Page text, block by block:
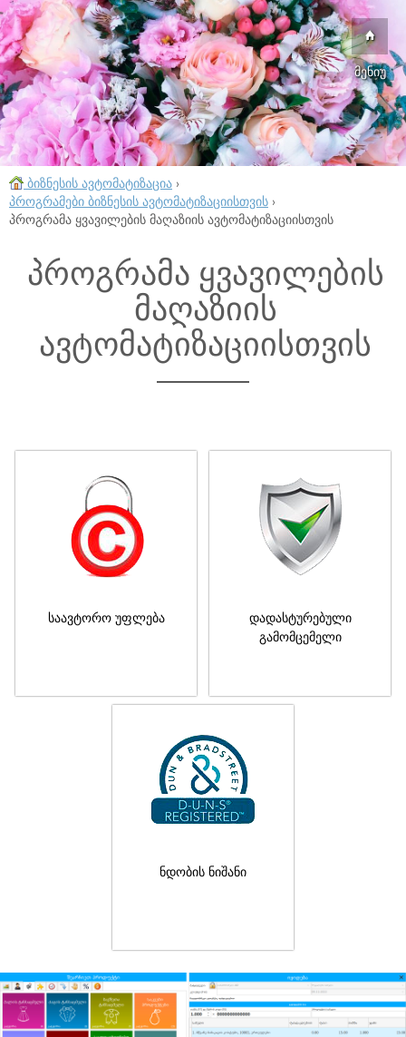
მენიუ
ბიზნესის ავტომატიზაცია ›
პროგრამები ბიზნესის ავტომატიზაციისთვის ›
პროგრამა ყვავილების მაღაზიის ავტომატიზაციისთვის
პროგრამა ყვავილების
მაღაზიის
ავტომატიზაციისთვის
საავტორო უფლება
დადასტურებული
გამომცემელი
ნდობის ნიშანი